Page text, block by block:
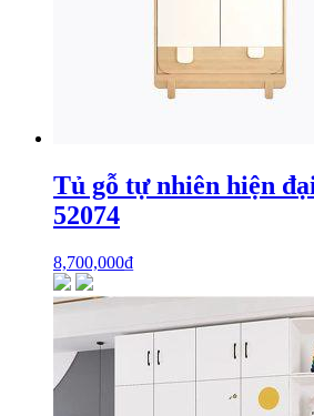
Tủ gỗ tự nhiên hiện
52074
8,700,000₫